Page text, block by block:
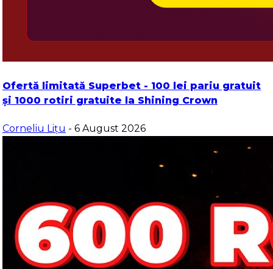
Ofertă limitată Superbet - 100 lei pariu gratuit
și 1000 rotiri gratuite la Shining Crown
Corneliu Lițu - 6 August 2026